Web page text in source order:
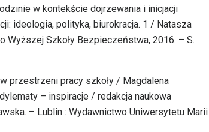
w kontekście dojrzewania i inicjacji
ideologia, polityka, biurokracja. 1 / Natasza
Wyższej Szkoły Bezpieczeństwa, 2016. – S.
przestrzeni pracy szkoły / Magdalena
– inspiracje / redakcja naukowa
– Lublin : Wydawnictwo Uniwersytetu Marii